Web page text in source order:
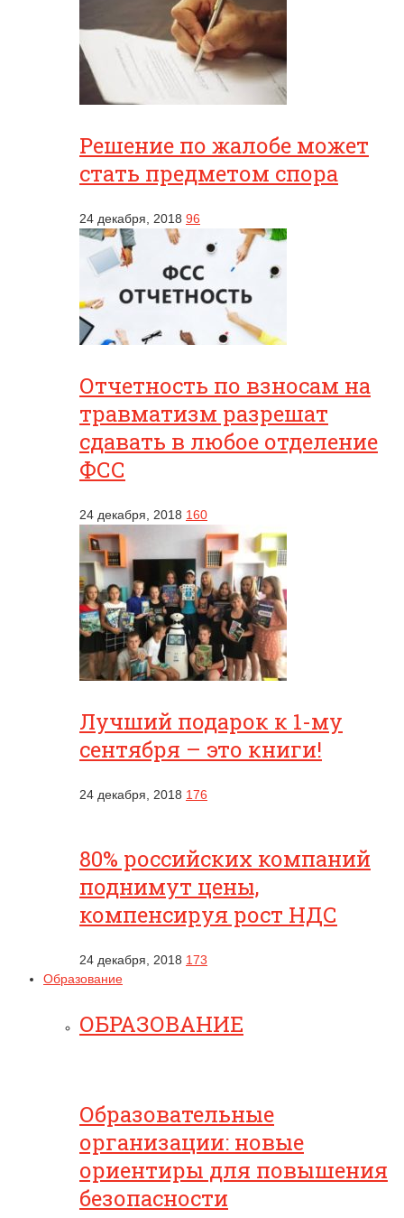
Решение по жалобе может
стать предметом спора
24 декабря, 2018 96
Отчетность по взносам на
травматизм разрешат
сдавать в любое отделение
ФСС
24 декабря, 2018 160
Лучший подарок к 1-му
сентября – это книги!
24 декабря, 2018 176
80% российских компаний
поднимут цены,
компенсируя рост НДС
24 декабря, 2018 173
Образование
ОБРАЗОВАНИЕ
Образовательные
организации: новые
ориентиры для повышения
безопасности